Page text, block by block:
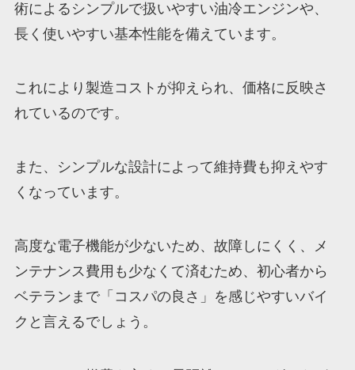
術によるシンプルで扱いやすい油冷エンジンや、
長く使いやすい基本性能を備えています。
これにより製造コストが抑えられ、価格に反映さ
れているのです。
また、シンプルな設計によって維持費も抑えやす
くなっています。
高度な電子機能が少ないため、故障しにくく、メ
ンテナンス費用も少なくて済むため、初心者から
ベテランまで「コスパの良さ」を感じやすいバイ
クと言えるでしょう。